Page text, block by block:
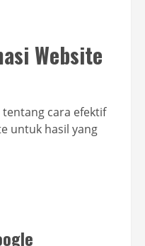
Website
cara efektif
untuk hasil yang